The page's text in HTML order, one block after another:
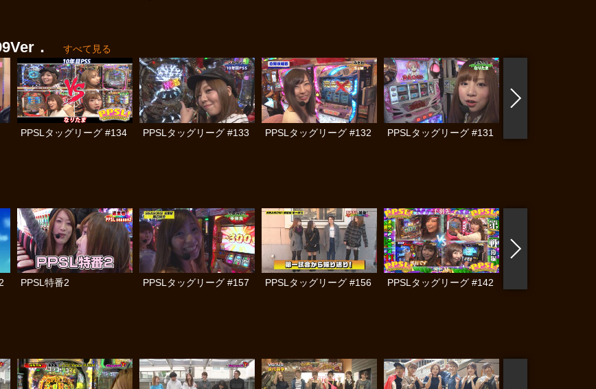
． すべて見る
PPSLタッグリーグ #134 PPSLタッグリーグ #133 PPSLタッグリーグ #132 PPSLタッグリーグ #131
PPSL特番2 PPSLタッグリーグ #157 PPSLタッグリーグ #156 PPSLタッグリーグ #142